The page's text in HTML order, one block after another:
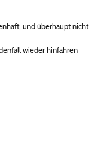
und überhaupt nicht
wieder hinfahren